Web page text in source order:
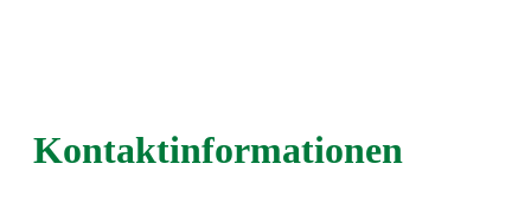
Kontaktinformationen